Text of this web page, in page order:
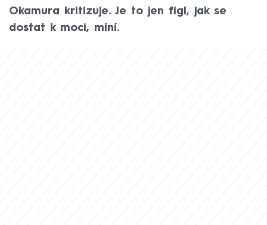
Okamura kritizuje. Je to jen fígl, jak se
dostat k moci, míní.